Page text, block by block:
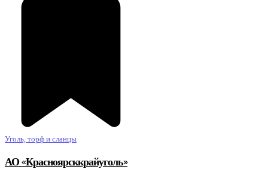
Уголь, торф и сланцы
АО «Красноярсккрайуголь»